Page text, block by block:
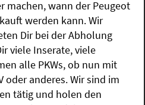
machen, wann der Peugeot
werden kann. Wir
Dir bei der Abholung
viele Inserate, viele
alle PKWs, ob nun mit
oder anderes. Wir sind im
tätig und holen den